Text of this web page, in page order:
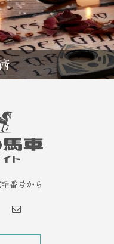
番号から